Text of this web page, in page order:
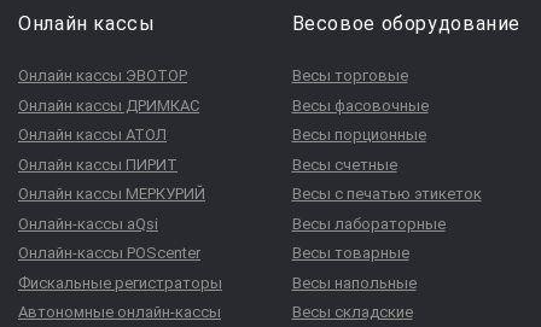
Онлайн кассы
Онлайн кассы ЭВОТОР
Онлайн кассы ДРИМКАС
Онлайн кассы АТОЛ
Онлайн кассы ПИРИТ
Онлайн кассы МЕРКУРИЙ
Онлайн-кассы aQsi
Онлайн-кассы POScenter
Фискальные регистраторы
Автономные онлайн-кассы
Весовое оборудование
Весы торговые
Весы фасовочные
Весы порционные
Весы счетные
Весы с печатью этикеток
Весы лабораторные
Весы товарные
Весы напольные
Весы складские